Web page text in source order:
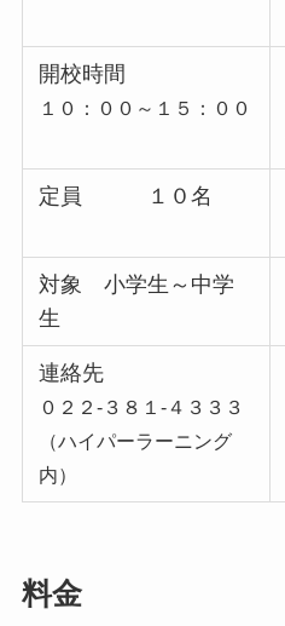
開校時間
１０：００～１５：００
定員 １０名
対象 小学生～中学
生
連絡先
０２２-３８１-４３３３
（ハイパーラーニング
内）
料金